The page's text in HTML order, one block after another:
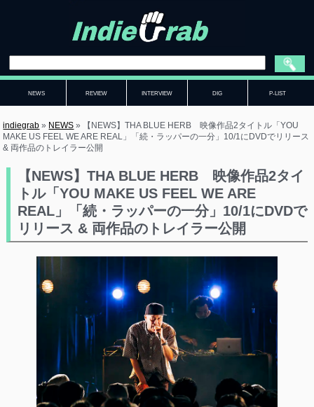
NEWS REVIEW INTERVIEW DIG P-LIST
indiegrab » NEWS »
【NEWS】THA BLUE HERB 映像作品2タイトル「YOU
MAKE US FEEL WE ARE REAL」「続・ラッパーの一分」10/1にDVDでリリース
& 両作品のトレイラー公開
【NEWS】THA BLUE HERB 映像作品2タイ
トル「YOU MAKE US FEEL WE ARE
REAL」「続・ラッパーの一分」10/1にDVDで
リリース & 両作品のトレイラー公開